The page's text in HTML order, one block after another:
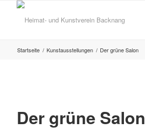
Startseite / Kunstausstellungen / Der grüne Salon
Der grüne Salon